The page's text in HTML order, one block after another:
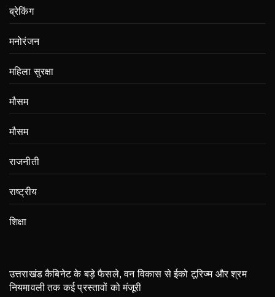
ब्रेकिंग
मनोरंजन
महिला सुरक्षा
मौसम
मौसम
राजनीती
राष्ट्रीय
शिक्षा
उत्तराखंड कैबिनेट के बड़े फैसले, वन विकास से ईको टूरिज्म और श्रम
नियमावली तक कई प्रस्तावों को मंजूरी